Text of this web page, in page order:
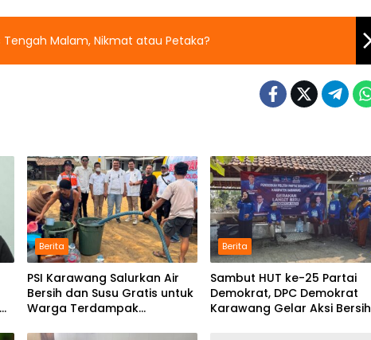
Tengah Malam, Nikmat atau Petaka?
Berita
PSI Karawang Salurkan Air
Bersih dan Susu Gratis untuk
Warga Terdampak
Berita
Sambut HUT ke-25 Partai
Demokrat, DPC Demokrat
Karawang Gelar Aksi Bersih